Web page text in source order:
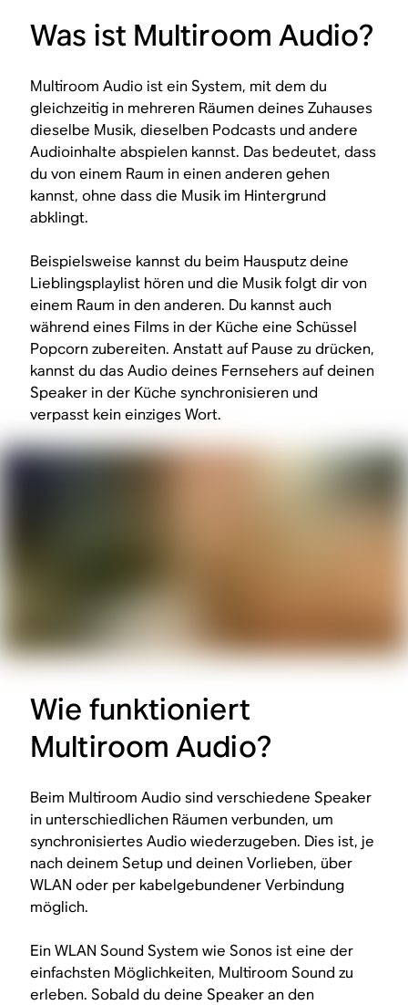
Was ist Multiroom Audio?
Multiroom Audio ist ein System, mit dem du
gleichzeitig in mehreren Räumen deines Zuhauses
dieselbe Musik, dieselben Podcasts und andere
Audioinhalte abspielen kannst. Das bedeutet, dass
du von einem Raum in einen anderen gehen
kannst, ohne dass die Musik im Hintergrund
abklingt.
Beispielsweise kannst du beim Hausputz deine
Lieblingsplaylist hören und die Musik folgt dir von
einem Raum in den anderen. Du kannst auch
während eines Films in der Küche eine Schüssel
Popcorn zubereiten. Anstatt auf Pause zu drücken,
kannst du das Audio deines Fernsehers auf deinen
Speaker in der Küche synchronisieren und
verpasst kein einziges Wort.
Wie funktioniert
Multiroom Audio?
Beim Multiroom Audio sind verschiedene Speaker
in unterschiedlichen Räumen verbunden, um
synchronisiertes Audio wiederzugeben. Dies ist, je
nach deinem Setup und deinen Vorlieben, über
WLAN oder per kabelgebundener Verbindung
möglich.
Ein WLAN Sound System wie Sonos ist eine der
einfachsten Möglichkeiten, Multiroom Sound zu
erleben. Sobald du deine Speaker an den